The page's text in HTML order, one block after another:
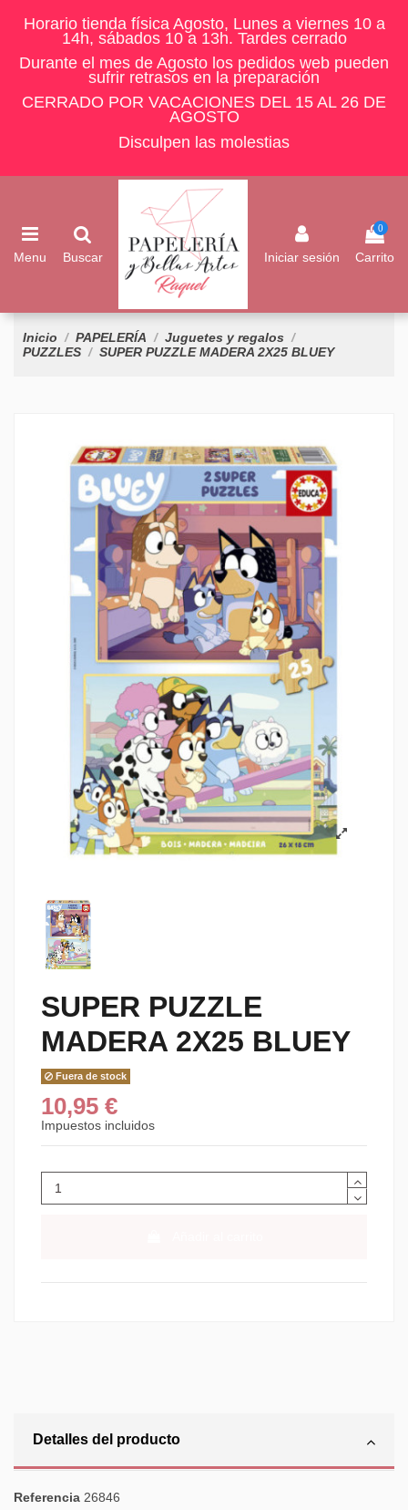
Horario tienda física Agosto, Lunes a viernes 10 a
14h, sábados 10 a 13h. Tardes cerrado
Durante el mes de Agosto los pedidos web pueden
sufrir retrasos en la preparación
CERRADO POR VACACIONES DEL 15 AL 26 DE
AGOSTO
Disculpen las molestias
Menu Buscar Iniciar sesión
0
Carrito
Inicio PAPELERÍA
Juguetes y regalos
PUZZLES
SUPER PUZZLE MADERA 2X25 BLUEY
SUPER PUZZLE
MADERA 2X25 BLUEY
Fuera de stock
10,95 €
Impuestos incluidos
Detalles del producto
Referencia 26846